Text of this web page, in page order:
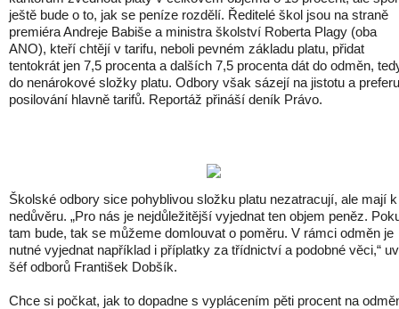
ještě bude o to, jak se peníze rozdělí. Ředitelé škol jsou na straně
premiéra Andreje Babiše a ministra školství Roberta Plagy (oba
ANO), kteří chtějí v tarifu, neboli pevném základu platu, přidat
tentokrát jen 7,5 procenta a dalších 7,5 procenta dát do odměn,
do nenárokové složky platu. Odbory však sázejí na jistotu a
posilování hlavně tarifů. Reportáž přináší deník Právo.
Školské odbory sice pohyblivou složku platu nezatracují, ale mají
nedůvěru. „Pro nás je nejdůležitější vyjednat ten objem peněz.
tam bude, tak se můžeme domlouvat o poměru. V rámci odměn je
nutné vyjednat například i příplatky za třídnictví a podobné věci,“
šéf odborů František Dobšík.
Chce si počkat, jak to dopadne s vyplácením pěti procent na